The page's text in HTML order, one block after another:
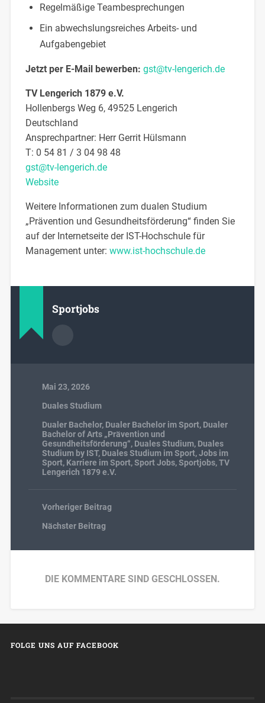
Regelmäßige Teambesprechungen
Ein abwechslungsreiches Arbeits- und
Aufgabengebiet
Jetzt per E-Mail bewerben: gst@tv-lengerich.de
TV Lengerich 1879 e.V.
Hollenbergs Weg 6, 49525 Lengerich
Deutschland
Ansprechpartner: Herr Gerrit Hülsmann
T: 0 54 81 / 3 04 98 48
gst@tv-lengerich.de
Website
Weitere Informationen zum dualen Studium
„Prävention und Gesundheitsförderung“ finden Sie
auf der Internetseite der IST-Hochschule für
Management unter: www.ist-hochschule.de
Sportjobs
Mai 23, 2026
Duales Studium
Dualer Bachelor, Dualer Bachelor im Sport, Dualer
Bachelor of Arts „Prävention und
Gesundheitsförderung“, Duales Studium, Duales
Studium by IST, Duales Studium im Sport,Jobs im
Sport, Karriere im Sport,Sport Jobs,Sportjobs,TV
Lengerich 1879 e.V.
Vorheriger Beitrag
Nächster Beitrag
DIE KOMMENTARE SIND GESCHLOSSEN.
FOLGE UNS AUF FACEBOOK